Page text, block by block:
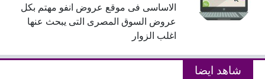
الاساسى فى موقع عروض انفو مهتم بكل
عروض السوق المصرى التى يبحث عنها
اغلب الزوار
شاهد ايضا